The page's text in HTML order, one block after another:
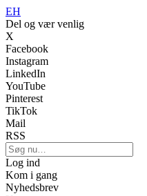
EH
Del og vær venlig
X
Facebook
Instagram
LinkedIn
YouTube
Pinterest
TikTok
Mail
RSS
Log ind
Kom i gang
Nyhedsbrev